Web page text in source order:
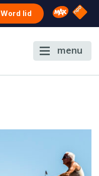
Word lid Omroep
NPO
menu